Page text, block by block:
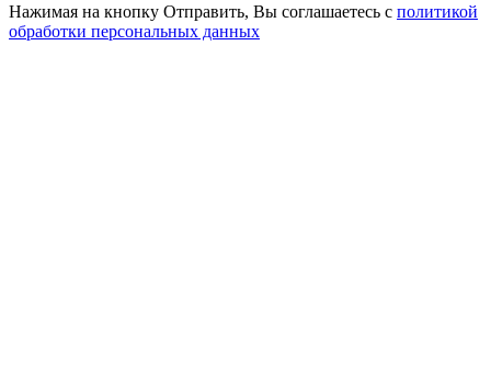
Нажимая на кнопку Отправить, Вы соглашаетесь с политикой
обработки персональных данных